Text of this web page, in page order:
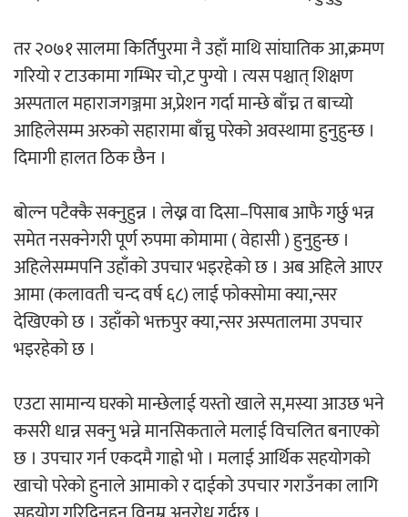
‘दुर्गा’ निर्माण गर्दै सम्राट
चलचित्र ‘माया भनेकै यस्तो होला’को शीर्ष गीत
सार्वजनिक
तर २०७१ सालमा किर्तिपुरमा नै उहाँ माथि सांघातिक आ,क्रमण
गरियो र टाउकामा गम्भिर चो,ट पुग्यो । त्यस पश्चात् शिक्षण
अस्पताल महाराजगञ्जमा अ,प्रेशन गर्दा मान्छे बाँच्न त बाच्यो
आहिलेसम्म अरुको सहारामा बाँच्नु परेको अवस्थामा हुनुहुन्छ ।
दिमागी हालत ठिक छैन ।
बोल्न पटैक्कै सक्नुहुन्न । लेख्न वा दिसा–पिसाब आफै गर्छु भन्न
समेत नसक्नेगरी पूर्ण रुपमा कोमामा ( वेहासी ) हुनुहुन्छ ।
अहिलेसम्मपनि उहाँको उपचार भइरहेको छ । अब अहिले आएर
आमा (कलावती चन्द वर्ष ६८) लाई फोक्सोमा क्या,न्सर
देखिएको छ । उहाँको भक्तपुर क्या,न्सर अस्पतालमा उपचार
भइरहेको छ ।
एउटा सामान्य घरको मान्छेलाई यस्तो खाले स,मस्या आउछ भने
कसरी धान्न सक्नु भन्ने मानसिकताले मलाई विचलित बनाएको
छ । उपचार गर्न एकदमै गाह्रो भो । मलाई आर्थिक सहयोगको
खाचो परेको हुनाले आमाको र दाईको उपचार गराउँनका लागि